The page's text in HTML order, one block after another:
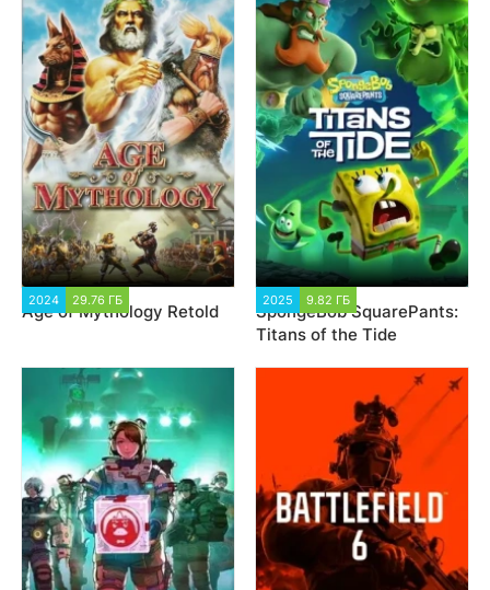
2024 29.76 ГБ
Age of Mythology Retold
2025 9.82 ГБ
SpongeBob SquarePants:
Titans of the Tide